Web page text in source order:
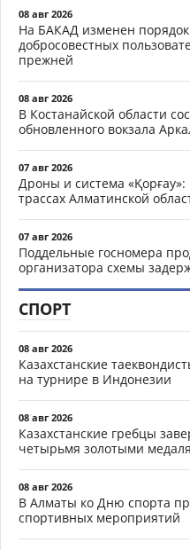
08 авг 2026
На БАКАД изменен
добросовестных
прежней
08 авг 2026
В Костанайской области
обновленного вокзала
07 авг 2026
Дроны и система
трассах Алматинской
07 авг 2026
Поддельные госномера
организатора схемы
СПОРТ
08 авг 2026
Казахстанские
на турнире в Индонезии
08 авг 2026
Казахстанские гребцы
четырьмя золотыми
08 авг 2026
В Алматы ко Дню спорта
спортивных мероприятий